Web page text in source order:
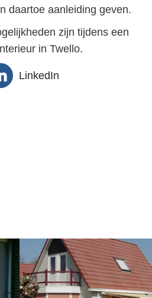
daartoe aanleiding geven.
zijn tijdens een
in Twello.
LinkedIn